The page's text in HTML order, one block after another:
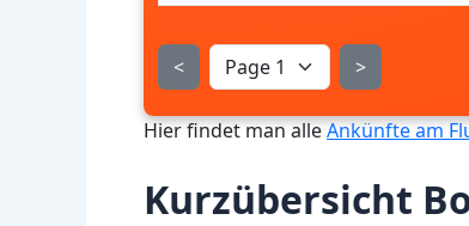
< >
Hier findet man alleAnkünfte am
Kurzübersicht